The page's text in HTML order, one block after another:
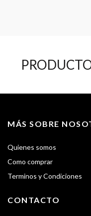
MÁS SOBRE
Quienes somos
Como comprar
Terminos y Condiciones
CONTACTO